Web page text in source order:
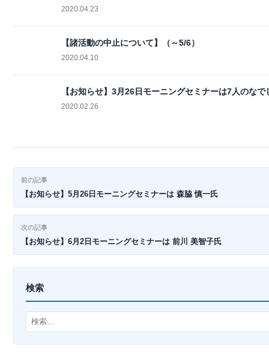
2020.04.23
【諸活動の中止について】（～5/6）
2020.04.10
【お知らせ】3月26日モーニングセミナーは7人のな
2020.02.26
投
稿
ナ
ビ
ゲ
シ
前の記事
【お知らせ】5月26日モーニングセミナーは 森脇 慎一氏
次の記事
【お知らせ】6月2日モーニングセミナーは 前川 美智子氏
検索
検